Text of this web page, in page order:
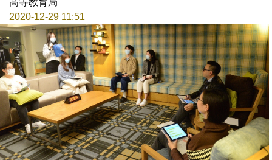
2020-12-29 11:51